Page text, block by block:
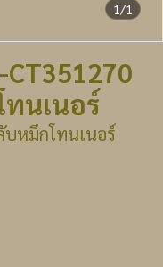
1/1
ทนเนอร์
บหมึกโทนเนอร์